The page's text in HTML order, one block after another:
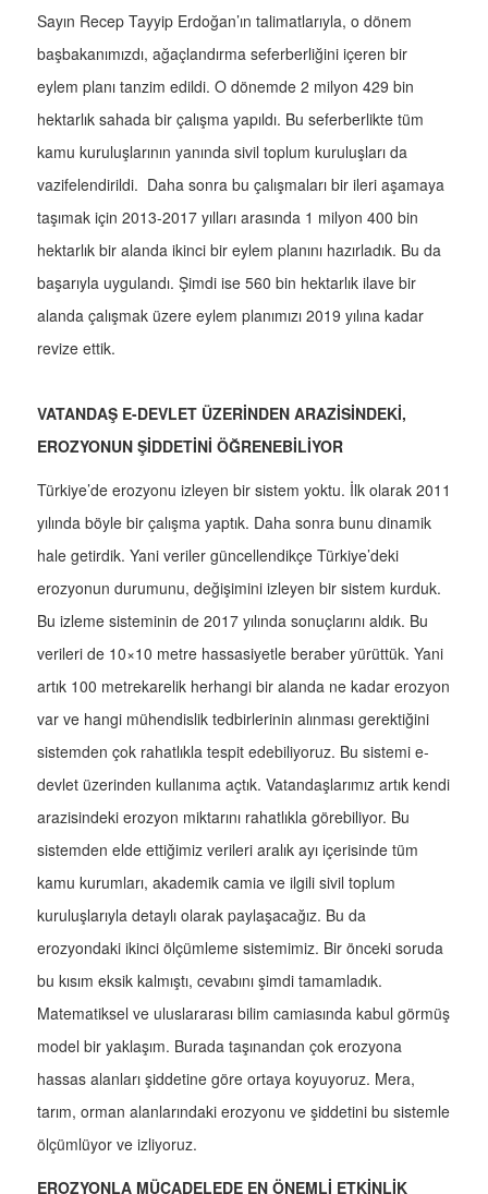
Sayın Recep Tayyip Erdoğan’ın talimatlarıyla, o dönem
başbakanımızdı, ağaçlandırma seferberliğini içeren bir
eylem planı tanzim edildi. O dönemde 2 milyon 429 bin
hektarlık sahada bir çalışma yapıldı. Bu seferberlikte tüm
kamu kuruluşlarının yanında sivil toplum kuruluşları da
vazifelendirildi. Daha sonra bu çalışmaları bir ileri aşamaya
taşımak için 2013-2017 yılları arasında 1 milyon 400 bin
hektarlık bir alanda ikinci bir eylem planını hazırladık. Bu da
başarıyla uygulandı. Şimdi ise 560 bin hektarlık ilave bir
alanda çalışmak üzere eylem planımızı 2019 yılına kadar
revize ettik.
VATANDAŞ E-DEVLET ÜZERİNDEN ARAZİSİNDEKİ,
EROZYONUN ŞİDDETİNİ ÖĞRENEBİLİYOR
Türkiye’de erozyonu izleyen bir sistem yoktu. İlk olarak 2011
yılında böyle bir çalışma yaptık. Daha sonra bunu dinamik
hale getirdik. Yani veriler güncellendikçe Türkiye’deki
erozyonun durumunu, değişimini izleyen bir sistem kurduk.
Bu izleme sisteminin de 2017 yılında sonuçlarını aldık. Bu
verileri de 10×10 metre hassasiyetle beraber yürüttük. Yani
artık 100 metrekarelik herhangi bir alanda ne kadar erozyon
var ve hangi mühendislik tedbirlerinin alınması gerektiğini
sistemden çok rahatlıkla tespit edebiliyoruz. Bu sistemi e-
devlet üzerinden kullanıma açtık. Vatandaşlarımız artık kendi
arazisindeki erozyon miktarını rahatlıkla görebiliyor. Bu
sistemden elde ettiğimiz verileri aralık ayı içerisinde tüm
kamu kurumları, akademik camia ve ilgili sivil toplum
kuruluşlarıyla detaylı olarak paylaşacağız. Bu da
erozyondaki ikinci ölçümleme sistemimiz. Bir önceki soruda
bu kısım eksik kalmıştı, cevabını şimdi tamamladık.
Matematiksel ve uluslararası bilim camiasında kabul görmüş
model bir yaklaşım. Burada taşınandan çok erozyona
hassas alanları şiddetine göre ortaya koyuyoruz. Mera,
tarım, orman alanlarındaki erozyonu ve şiddetini bu sistemle
ölçümlüyor ve izliyoruz.
EROZYONLA MÜCADELEDE EN ÖNEMLİ ETKİNLİK